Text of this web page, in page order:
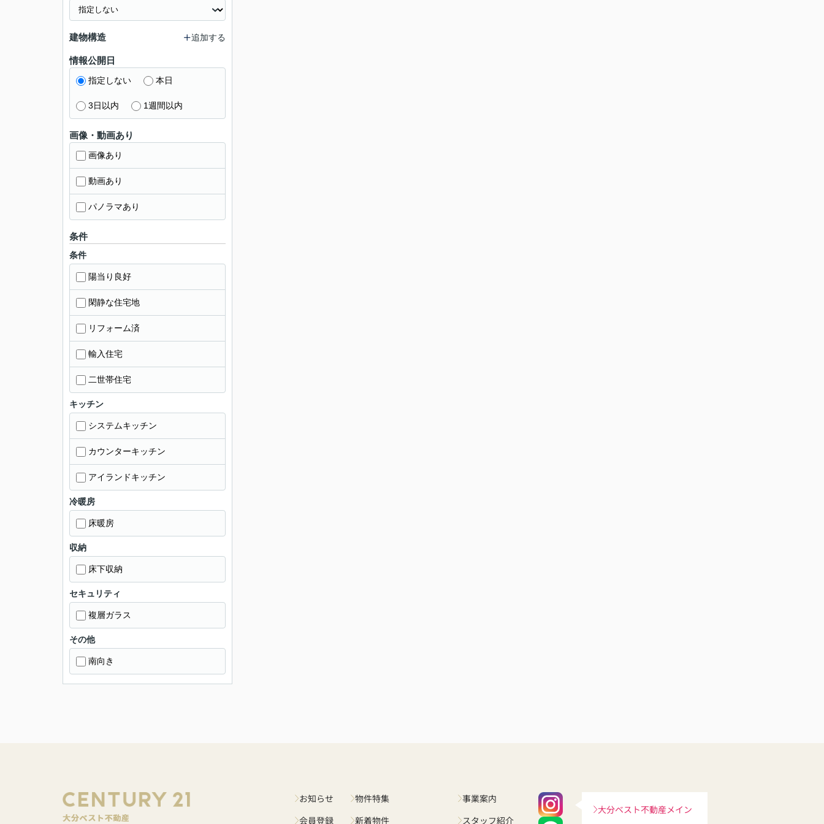
建物構造 追加する
情報公開日
指定しない 本日
3日以内 1週間以内
画像・動画あり
画像あり
動画あり
パノラマあり
条件
条件
陽当り良好
閑静な住宅地
リフォーム済
輸入住宅
二世帯住宅
キッチン
システムキッチン
カウンターキッチン
アイランドキッチン
冷暖房
床暖房
収納
床下収納
セキュリティ
複層ガラス
その他
南向き
お知らせ
会員登録
物件特集
新着物件
事業案内
スタッフ紹介
大分ベスト不動産メイン